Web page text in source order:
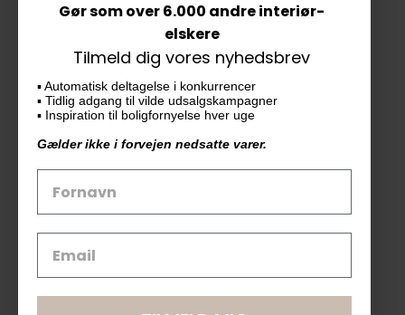
Vores butik
KAiKU ApS
Langdalsvej 46, bygning 7
8220 Brabrand
Tlf. 33 11 19 07
CVR-nr. 30715349
Gør som over 6.000 andre interiør-
elskere
Tilmeld dig vores nyhedsbrev
▪️ Automatisk deltagelse i konkurrencer
▪️ Tidlig adgang til vilde udsalgskampagner
▪️ Inspiration til boligfornyelse hver uge
Gælder ikke i forvejen nedsatte varer.